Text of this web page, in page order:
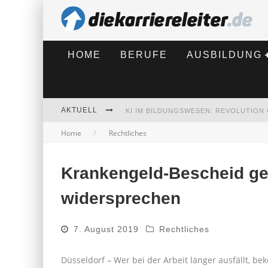
HOME BERUFE AUSBILDUNG
AKTUELL
BEWERBEN 2026: WAS SICH
Home Rechtliches
Krankengeld-Bescheid
widersprechen
7. August 2019 Rechtliches
Düsseldorf – Wer bei der Arbeit länger ausfällt,